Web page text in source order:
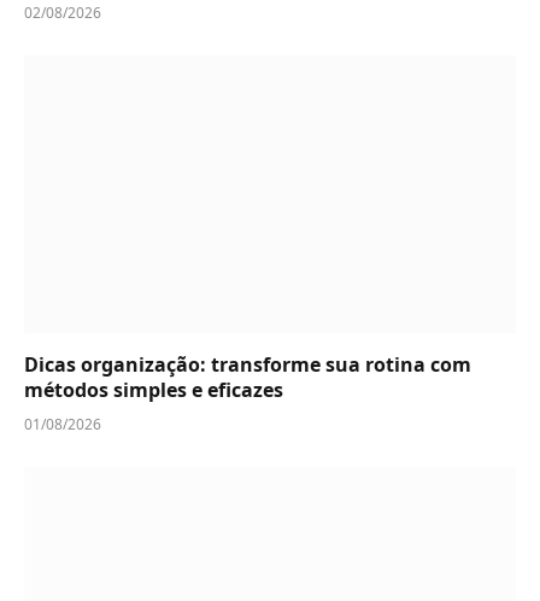
02/08/2026
Dicas organização: transforme sua rotina com
métodos simples e eficazes
01/08/2026